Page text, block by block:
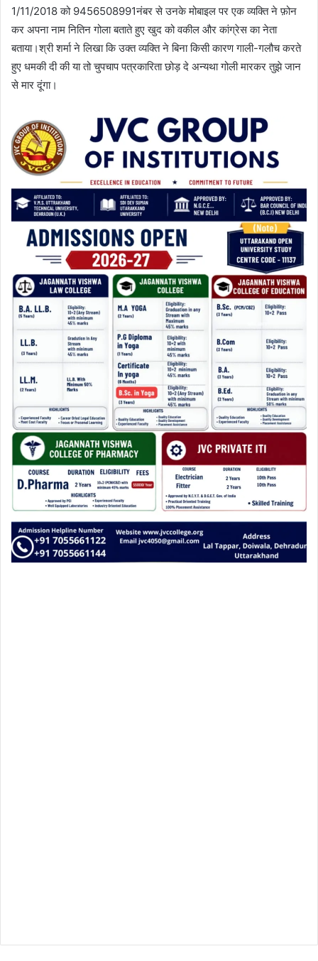
1/11/2018 को 9456508991नंबर से उनके मोबाइल पर एक व्यक्ति ने फ़ोन
कर अपना नाम नितिन गोला बताते हुए खुद को वकील और कांग्रेस का नेता
बताया।श्री शर्मा ने लिखा कि उक्त व्यक्ति ने बिना किसी कारण गाली-गलौच करते
हुए धमकी दी की या तो चुपचाप पत्रकारिता छोड़ दे अन्यथा गोली मारकर तुझे जान
से मार दूंगा।